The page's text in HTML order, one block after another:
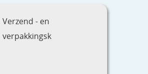
Verzend - en
verpakkingsk